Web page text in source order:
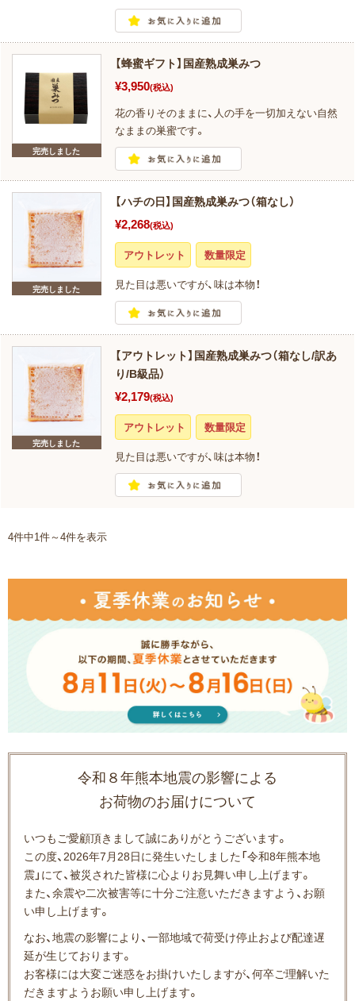
完売しました
【蜂蜜ギフト】国産熟成巣みつ
¥3,950(税込)
花の香りそのままに、人の手を一切加えない自然
なままの巣蜜です。
完売しました
【ハチの日】国産熟成巣みつ（箱なし）
¥2,268(税込)
アウトレット
数量限定
見た目は悪いですが、味は本物！
完売しました
【アウトレット】国産熟成巣みつ（箱なし/訳あ
り/B級品）
¥2,179(税込)
アウトレット
数量限定
見た目は悪いですが、味は本物！
4件中1件～4件を表示
令和８年熊本地震の影響による
お荷物のお届けについて
いつもご愛顧頂きまして誠にありがとうございます。
この度、2026年7月28日に発生いたしました「令和8年熊本地
震」にて、被災された皆様に心よりお見舞い申し上げます。
また、余震や二次被害等に十分ご注意いただきますよう、お願
い申し上げます。
なお、地震の影響により、一部地域で荷受け停止および配達遅
延が生じております。
お客様には大変ご迷惑をお掛けいたしますが、何卒ご理解いた
だきますようお願い申し上げます。